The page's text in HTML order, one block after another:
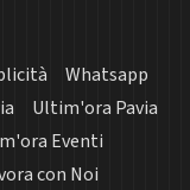
Whatsapp
Ultim'ora Pavia
Eventi
con Noi